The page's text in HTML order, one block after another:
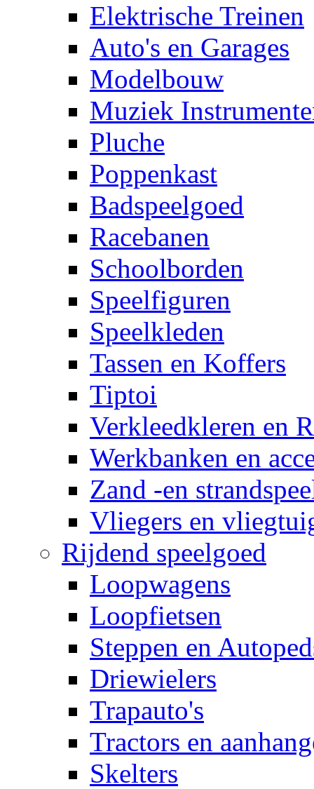
Elektrische Treinen
Auto's en Garages
Modelbouw
Muziek
Pluche
Poppenkast
Badspeelgoed
Racebanen
Schoolborden
Speelfiguren
Speelkleden
Tassen en Koffers
Tiptoi
Verkleedkleren en
Werkbanken en
Zand -en
Vliegers en
Rijdend speelgoed
Loopwagens
Loopfietsen
Steppen en
Driewielers
Trapauto's
Tractors en
Skelters